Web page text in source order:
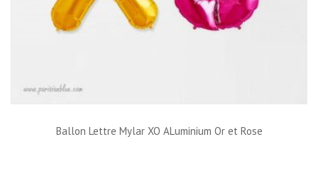
Ballon Lettre Mylar XO ALuminium Or et Rose